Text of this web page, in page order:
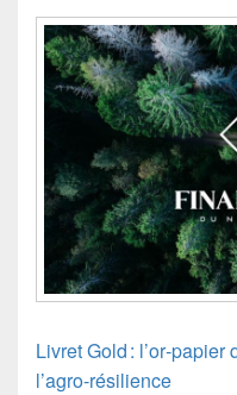
Livret Gold :
l’agro‑résilience